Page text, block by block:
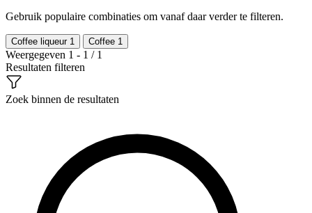
Gebruik populaire combinaties om vanaf daar verder te filteren.
Coffee liqueur 1 Coffee 1
Weergegeven 1 - 1 / 1
Resultaten filteren
Zoek binnen de resultaten